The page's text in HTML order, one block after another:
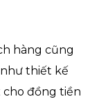
hàng cũng
thiết kế
đồng tiền